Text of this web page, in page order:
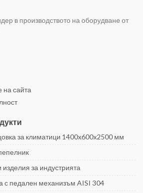
в производството на оборудване от
на сайта
за климатици 1400x600x2500 мм
за индустрията
с педален механизъм AISI 304